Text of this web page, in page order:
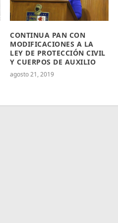
CONTINUA PAN CON
MODIFICACIONES A LA
LEY DE PROTECCIÓN CIVIL
Y CUERPOS DE AUXILIO
agosto 21, 2019